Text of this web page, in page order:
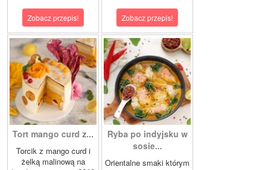
Zobacz przepis! Zobacz przepis!
Tort mango curd z...
Torcik z mango curd i
żelką malinową na
Ryba po indyjsku w
sosie...
Orientalne smaki którym